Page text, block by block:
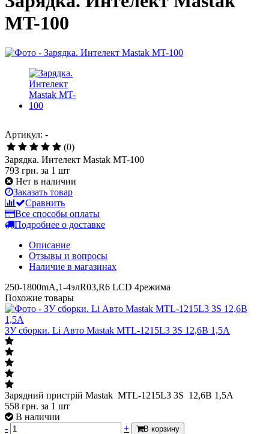
MT-100
Артикул: -
(0)
Зарядка. Интелект Mastak MT-100
793 грн. за 1 шт
Нет в наличии
Заказать товар
Сравнить
Все способы оплаты
Подробнее о доставке
Описание
Отзывы и вопросы
Наличие в магазинах
250-1800mA,1-4элR03,R6 LCD 4режима
Похожие товары
ЗУ сборки. Li Авто Mastak MTL-1215L3 3S 12,6В 1,5A
Зарядний пристрій Mastak MTL-1215L3 3S 12,6В 1,5A
558 грн. за 1 шт
В наличии
-
+ В корзину